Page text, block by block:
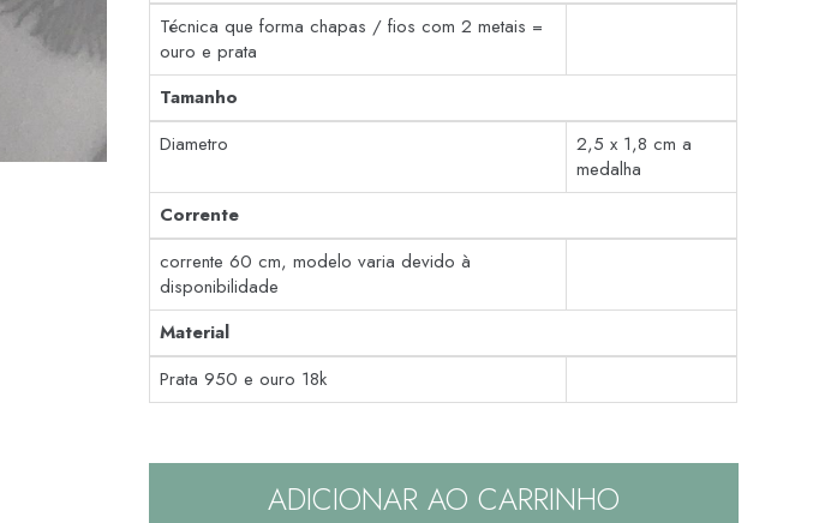
Técnica que forma chapas / fios com 2 metais =
ouro e prata
Tamanho
Diametro
2,5 x 1,8 cm a
medalha
Corrente
corrente 60 cm, modelo varia devido à
disponibilidade
Material
Prata 950 e ouro 18k
ADICIONAR AO CARRINHO